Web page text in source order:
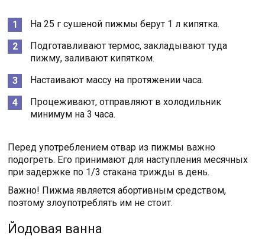
На 25 г сушеной пижмы берут 1 л кипятка.
Подготавливают термос, закладывают туда
пижму, заливают кипятком.
Настаивают массу на протяжении часа.
Процеживают, отправляют в холодильник
минимум на 3 часа.
Перед употреблением отвар из пижмы важно
подогреть. Его принимают для наступления месячных
при задержке по 1/3 стакана трижды в день.
Важно! Пижма является абортивным средством,
поэтому злоупотреблять им не стоит.
Йодовая ванна